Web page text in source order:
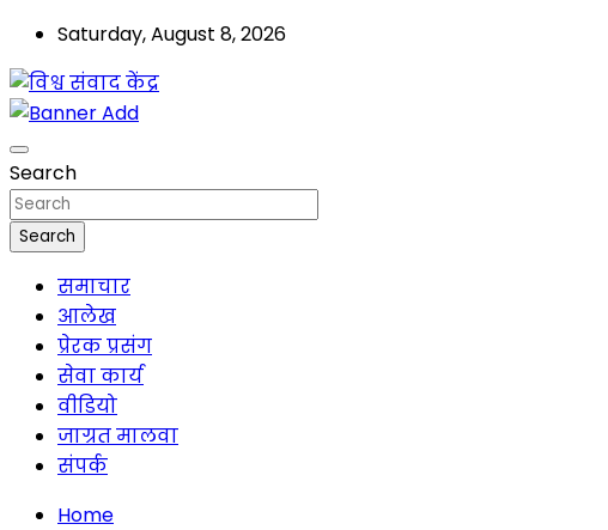
Saturday, August 8, 2026
विश्व संवाद केंद्र
Search
Search
समाचार
आलेख
प्रेरक प्रसंग
सेवा कार्य
वीडियो
जाग्रत मालवा
संपर्क
Home